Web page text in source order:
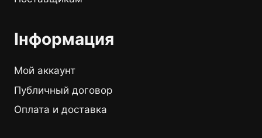
Інформация
Мой аккаунт
Публичный договор
Оплата и доставка